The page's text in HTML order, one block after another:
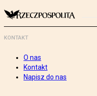
KONTAKT
O nas
Kontakt
Napisz do nas